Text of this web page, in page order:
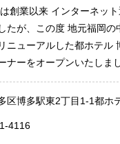
創業以来 インターネッ
たが、この度 地元福岡の
ニューアルした都ホテル
ナーをオープンいたしま
区博多駅東2丁目1-1都ホ
4116